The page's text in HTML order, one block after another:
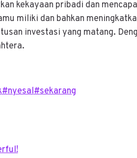
kekayaan pribadi dan
miliki dan bahkan
investasi yang matang.
#nyesal#sekarang